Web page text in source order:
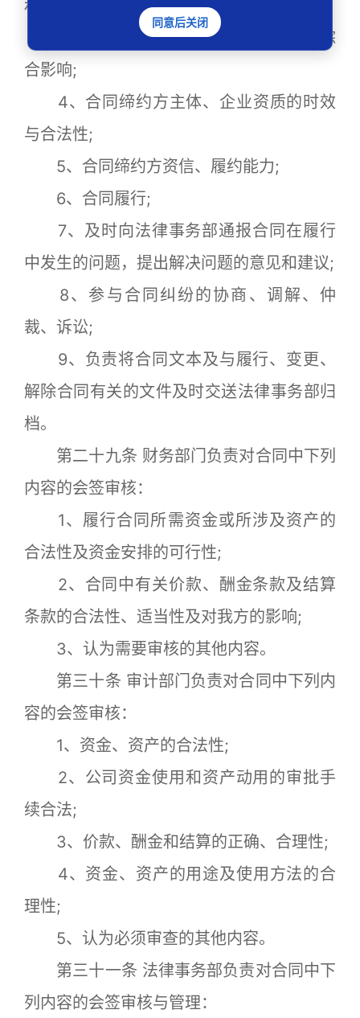
利益、技术条件与安全保障);
3、从事本项合同业务对我方利益的综
合影响;
4、合同缔约方主体、企业资质的时效
与合法性;
5、合同缔约方资信、履约能力;
6、合同履行;
7、及时向法律事务部通报合同在履行
中发生的问题，提出解决问题的意见和建议;
8、参与合同纠纷的协商、调解、仲
裁、诉讼;
9、负责将合同文本及与履行、变更、
解除合同有关的文件及时交送法律事务部归
档。
第二十九条 财务部门负责对合同中下列
内容的会签审核：
1、履行合同所需资金或所涉及资产的
合法性及资金安排的可行性;
2、合同中有关价款、酬金条款及结算
条款的合法性、适当性及对我方的影响;
3、认为需要审核的其他内容。
第三十条 审计部门负责对合同中下列内
容的会签审核：
1、资金、资产的合法性;
2、公司资金使用和资产动用的审批手
续合法;
3、价款、酬金和结算的正确、合理性;
4、资金、资产的用途及使用方法的合
理性;
5、认为必须审查的其他内容。
第三十一条 法律事务部负责对合同中下
列内容的会签审核与管理：
同意后关闭